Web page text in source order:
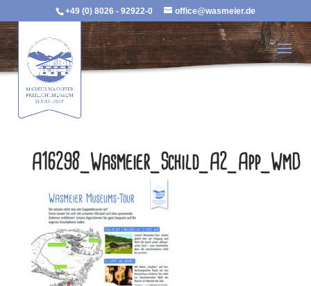
+49 (0) 8026 - 92922-0 office@wasmeier.de
A16298_Wasmeier_Schild_A2_App_WmD